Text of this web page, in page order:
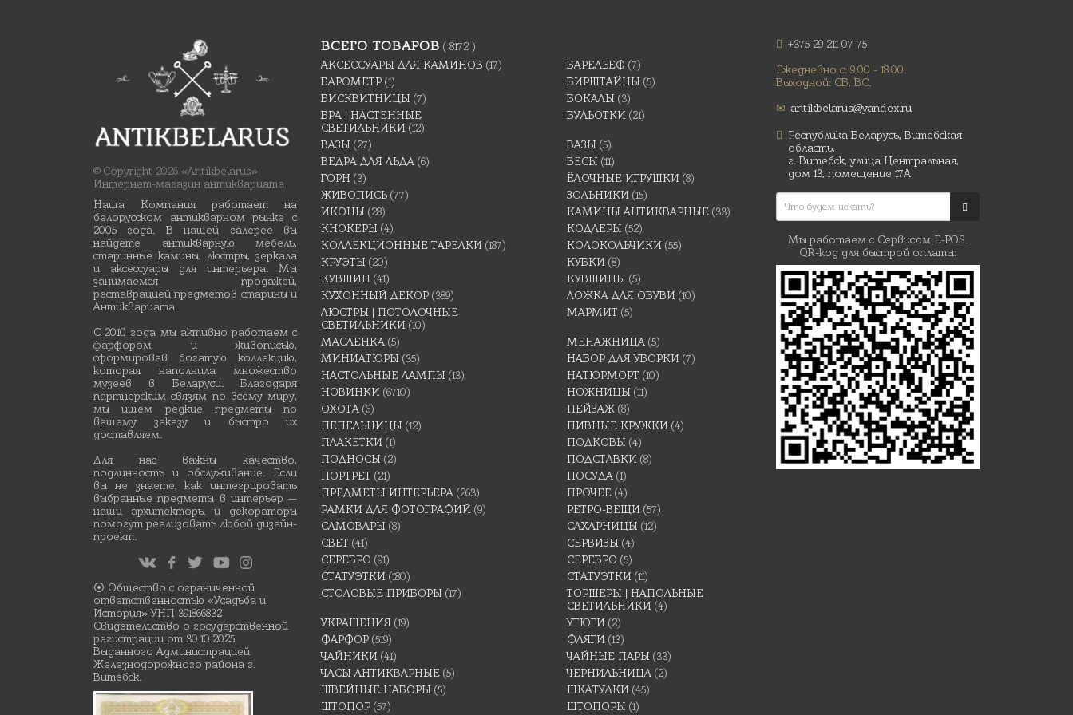
© Copyright 2026 «Antikbelarus»
Интернет-магазин антиквариата
Наша Компания работает на
белорусском антикварном рынке с
2005 года. В нашей галерее вы
найдете антикварную мебель,
старинные камины, люстры, зеркала
и аксессуары для интерьера. Мы
занимаемся продажей,
реставрацией предметов старины и
Антиквариата.
С 2010 года мы активно работаем с
фарфором и живописью,
сформировав богатую коллекцию,
которая наполнила множество
музеев в Беларуси. Благодаря
партнёрским связям по всему миру,
мы ищем редкие предметы по
вашему заказу и быстро их
доставляем.
Для нас важны качество,
подлинность и обслуживание. Если
вы не знаете, как интегрировать
выбранные предметы в интерьер —
наши архитекторы и декораторы
помогут реализовать любой дизайн-
проект.
⦿ Общество с ограниченной
ответственностью «Усадьба и
История» УНП 391866832
Свидетельство о государственной
регистрации от 30.10.2025
Выданного Администрацией
Железнодорожного района г.
Витебск.
ВСЕГО ТОВАРОВ ( 8172 )
АКСЕССУАРЫ ДЛЯ КАМИНОВ (17) БАРЕЛЬЕФ (7)
БАРОМЕТР (1) БИРШТАЙНЫ (5)
БИСКВИТНИЦЫ (7) БОКАЛЫ (3)
БРА | НАСТЕННЫЕ
СВЕТИЛЬНИКИ (12)
БУЛЬОТКИ (21)
ВАЗЫ (27) ВАЗЫ (5)
ВЕДРА ДЛЯ ЛЬДА (6) ВЕСЫ (11)
ГОРН (3) ЁЛОЧНЫЕ ИГРУШКИ (8)
ЖИВОПИСЬ (77) ЗОЛЬНИКИ (15)
ИКОНЫ (28) КАМИНЫ АНТИКВАРНЫЕ (33)
КНОКЕРЫ (4) КОДЛЕРЫ (52)
КОЛЛЕКЦИОННЫЕ ТАРЕЛКИ (187) КОЛОКОЛЬЧИКИ (55)
КРУЭТЫ (20) КУБКИ (8)
КУВШИН (41) КУВШИНЫ (5)
КУХОННЫЙ ДЕКОР (389) ЛОЖКА ДЛЯ ОБУВИ (10)
ЛЮСТРЫ | ПОТОЛОЧНЫЕ
СВЕТИЛЬНИКИ (10)
МАРМИТ (5)
МАСЛЕНКА (5) МЕНАЖНИЦА (5)
МИНИАТЮРЫ (35) НАБОР ДЛЯ УБОРКИ (7)
НАСТОЛЬНЫЕ ЛАМПЫ (13) НАТЮРМОРТ (10)
НОВИНКИ (6710) НОЖНИЦЫ (11)
ОХОТА (6) ПЕЙЗАЖ (8)
ПЕПЕЛЬНИЦЫ (12) ПИВНЫЕ КРУЖКИ (4)
ПЛАКЕТКИ (1) ПОДКОВЫ (4)
ПОДНОСЫ (2) ПОДСТАВКИ (8)
ПОРТРЕТ (21) ПОСУДА (1)
ПРЕДМЕТЫ ИНТЕРЬЕРА (263) ПРОЧЕЕ (4)
РАМКИ ДЛЯ ФОТОГРАФИЙ (9) РЕТРО-ВЕЩИ (57)
САМОВАРЫ (8) САХАРНИЦЫ (12)
СВЕТ (41) СЕРВИЗЫ (4)
СЕРЕБРО (91) СЕРЕБРО (5)
СТАТУЭТКИ (180) СТАТУЭТКИ (11)
СТОЛОВЫЕ ПРИБОРЫ (17)
ТОРШЕРЫ | НАПОЛЬНЫЕ
СВЕТИЛЬНИКИ (4)
УКРАШЕНИЯ (19) УТЮГИ (2)
ФАРФОР (519) ФЛЯГИ (13)
ЧАЙНИКИ (41) ЧАЙНЫЕ ПАРЫ (33)
ЧАСЫ АНТИКВАРНЫЕ (5) ЧЕРНИЛЬНИЦА (2)
ШВЕЙНЫЕ НАБОРЫ (5) ШКАТУЛКИ (45)
ШТОПОР (57) ШТОПОРЫ (1)
+375 29 211 07 75
Ежедневно с: 9:00 - 18:00.
Выходной: СБ, ВС.
antikbelarus@yandex.ru
Республика Беларусь, Витебская
область,
г. Витебск, улица Центральная,
дом 13, помещение 17А
Мы работаем с Сервисом E-POS.
QR-код для быстрой оплаты: